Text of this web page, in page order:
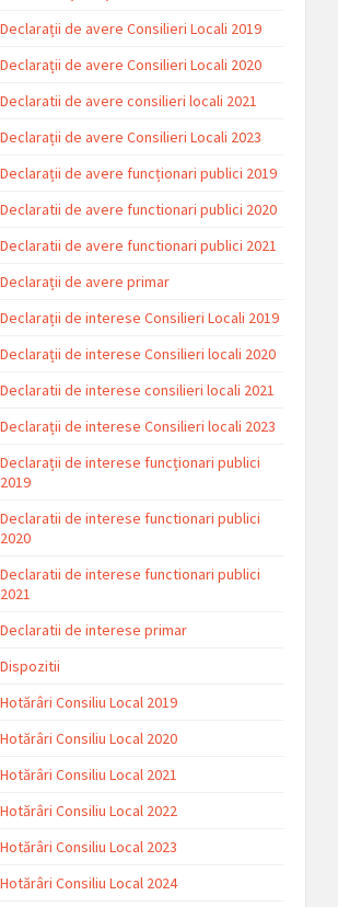
Declarații de avere Consilieri Locali 2019
Declarații de avere Consilieri Locali 2020
Declaratii de avere consilieri locali 2021
Declarații de avere Consilieri Locali 2023
Declarații de avere funcționari publici 2019
Declaratii de avere functionari publici 2020
Declaratii de avere functionari publici 2021
Declarații de avere primar
Declarații de interese Consilieri Locali 2019
Declarații de interese Consilieri locali 2020
Declaratii de interese consilieri locali 2021
Declarații de interese Consilieri locali 2023
Declarații de interese funcționari publici
2019
Declaratii de interese functionari publici
2020
Declaratii de interese functionari publici
2021
Declaratii de interese primar
Dispozitii
Hotărâri Consiliu Local 2019
Hotărâri Consiliu Local 2020
Hotărâri Consiliu Local 2021
Hotărâri Consiliu Local 2022
Hotărâri Consiliu Local 2023
Hotărâri Consiliu Local 2024